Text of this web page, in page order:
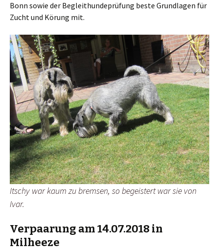
Bonn sowie der Begleithundeprüfung beste Grundlagen für
Zucht und Körung mit.
Itschy war kaum zu bremsen, so begeistert war sie von
Ivar.
Verpaarung am 14.07.2018 in
Milheeze